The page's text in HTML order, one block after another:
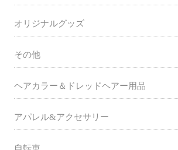
オリジナルグッズ
その他
ヘアカラー＆ドレッドヘアー用品
アパレル&アクセサリー
自転車